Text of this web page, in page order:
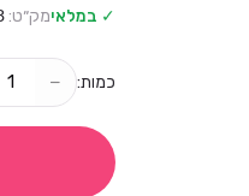
✓ במלאימק״ט:
כמות: −